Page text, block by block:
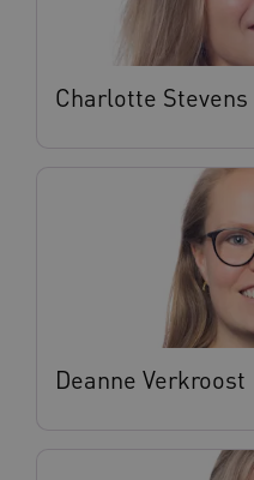
Charlotte Stevens
Deanne Verkroost